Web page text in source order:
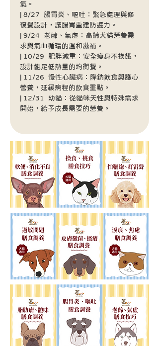
氣。
| 8/27  腸胃炎、嘔吐：緊急處理與修
復餐設計，讓腸胃重建防護力。
| 9/24  老齡、氣虛：高齡犬貓營養需
求與氣血循環的溫和滋補。
| 10/29  肥胖減重：安全瘦身不挨餓，
設計飽足低熱量的均衡餐。
| 11/26  慢性心臟病：降鈉飲食與護心
營養，延緩病程的飲食重點。
| 12/31  幼貓：從貓咪天性與特殊需求
開始，給予成長需要的營養。